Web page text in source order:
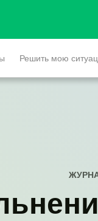
Решить мою